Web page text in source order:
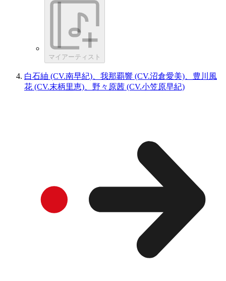
マイアーティスト
白石紬 (CV.南早紀)、我那覇響 (CV.沼倉愛美)、豊川風
花 (CV.末柄里恵)、野々原茜 (CV.小笠原早紀)